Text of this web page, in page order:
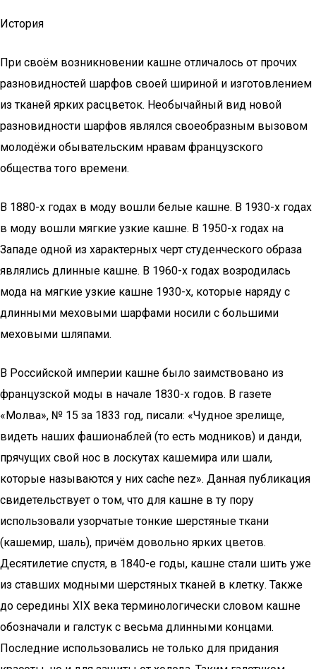
История
При своём возникновении кашне отличалось от прочих
разновидностей шарфов своей шириной и изготовлением
из тканей ярких расцветок. Необычайный вид новой
разновидности шарфов являлся своеобразным вызовом
молодёжи обывательским нравам французского
общества того времени.
В 1880-х годах в моду вошли белые кашне. В 1930-х годах
в моду вошли мягкие узкие кашне. В 1950-х годах на
Западе одной из характерных черт студенческого образа
являлись длинные кашне. В 1960-х годах возродилась
мода на мягкие узкие кашне 1930-х, которые наряду с
длинными меховыми шарфами носили с большими
меховыми шляпами.
В Российской империи кашне было заимствовано из
французской моды в начале 1830-х годов. В газете
«Молва», № 15 за 1833 год, писали: «Чудное зрелище,
видеть наших фашионаблей (то есть модников) и данди,
прячущих свой нос в лоскутах кашемира или шали,
которые называются у них cache nez». Данная публикация
свидетельствует о том, что для кашне в ту пору
использовали узорчатые тонкие шерстяные ткани
(кашемир, шаль), причём довольно ярких цветов.
Десятилетие спустя, в 1840-е годы, кашне стали шить уже
из ставших модными шерстяных тканей в клетку. Также
до середины XIX века терминологически словом кашне
обозначали и галстук с весьма длинными концами.
Последние использовались не только для придания